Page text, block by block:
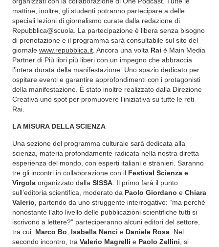
mattine, inoltre, gli studenti potranno partecipare a delle
speciali lezioni di giornalismo curate dalla redazione di
Repubblica@scuola. La partecipazione è libera senza bisogno
di prenotazione e il programma sarà consultabile sul sito del
giornale www.repubblica.it . Ancora una volta Rai è Main Media
Partner di Più libri più liberi con un impegno che abbraccia
l’intera durata della manifestazione. Uno spazio dedicato per
ospitare eventi e garantire approfondimenti con i protagonisti
della manifestazione. È stato inoltre realizzato dalla Direzione
Creativa uno spot per promuovere l’iniziativa su tutte le reti
Rai.
LA MISURA DELLA SCIENZA
Una sezione del programma culturale sarà dedicata alla
scienza, materia profondamente radicata nella nostra diretta
esperienza del mondo, con esperti italiani e stranieri. Saranno
tre gli incontri in collaborazione con il Festival Scienza e
Virgola organizzato dalla SISSA . Il primo farà il punto
sull’editoria scientifica, moderato da Paolo Giordano e Chiara
Valerio , partendo da uno struggente interrogativo: “ma perché
nonostante l’alto livello delle pubblicazioni scientifiche tutti si
iscrivono a lettere?” parteciperanno alcuni editori del settore,
tra cui: Marco Bo Isabella Nenci e Daniele Rosa . Nel
secondo incontro, tra Valerio Magrelli e Paolo Zellini , si